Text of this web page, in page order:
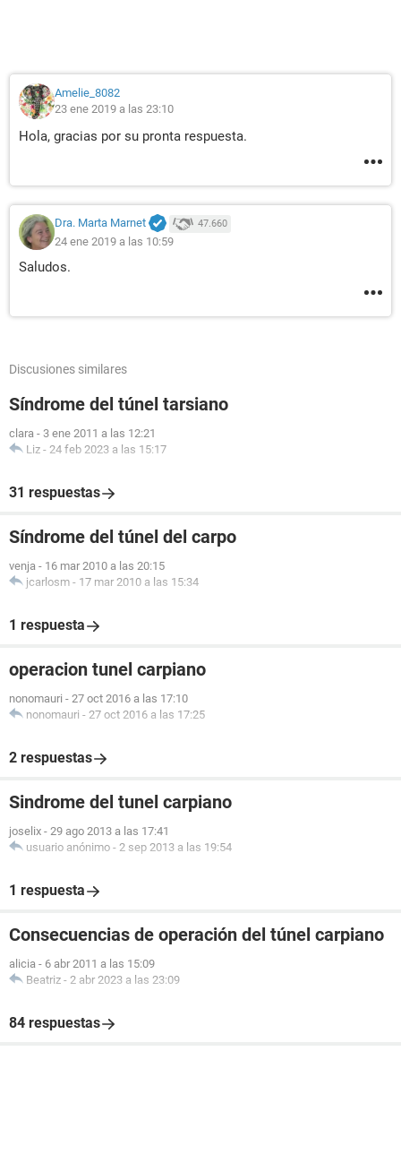
Amelie_8082
23 ene 2019 a las 23:10
Hola, gracias por su pronta respuesta.
Dra. Marta Marnet 47.660
24 ene 2019 a las 10:59
Saludos.
Discusiones similares
Síndrome del túnel tarsiano
clara - 3 ene 2011 a las 12:21
Liz - 24 feb 2023 a las 15:17
31 respuestas
Síndrome del túnel del carpo
venja - 16 mar 2010 a las 20:15
jcarlosm - 17 mar 2010 a las 15:34
1 respuesta
operacion tunel carpiano
nonomauri - 27 oct 2016 a las 17:10
nonomauri - 27 oct 2016 a las 17:25
2 respuestas
Sindrome del tunel carpiano
joselix - 29 ago 2013 a las 17:41
usuario anónimo - 2 sep 2013 a las 19:54
1 respuesta
Consecuencias de operación del túnel carpiano
alicia - 6 abr 2011 a las 15:09
Beatriz - 2 abr 2023 a las 23:09
84 respuestas